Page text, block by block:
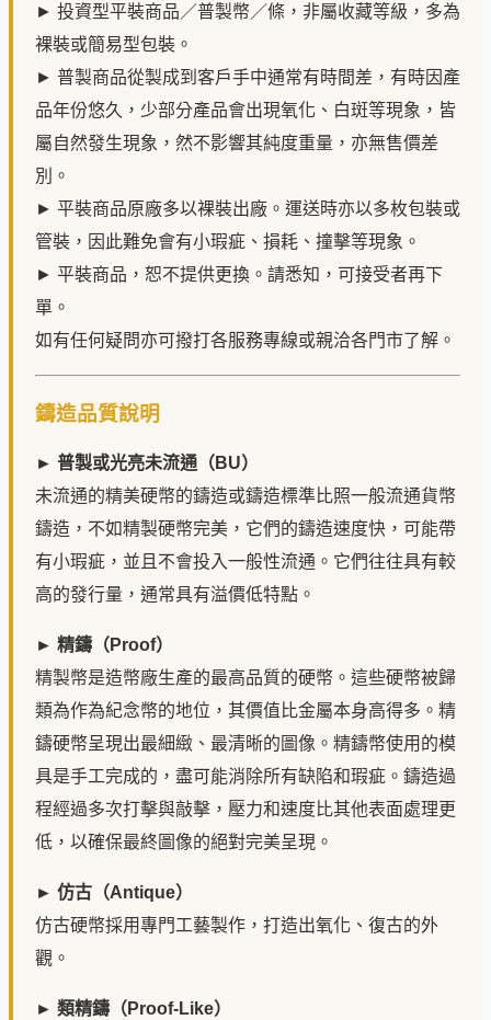
► 投資型平裝商品／普製幣／條，非屬收藏等級，多為
裸裝或簡易型包裝。
► 普製商品從製成到客戶手中通常有時間差，有時因產
品年份悠久，少部分產品會出現氧化、白斑等現象，皆
屬自然發生現象，然不影響其純度重量，亦無售價差
別。
► 平裝商品原廠多以裸裝出廠。運送時亦以多枚包裝或
管裝，因此難免會有小瑕疵、損耗、撞擊等現象。
► 平裝商品，恕不提供更換。請悉知，可接受者再下
單。
如有任何疑問亦可撥打各服務專線或親洽各門市了解。
鑄造品質說明
► 普製或光亮未流通（BU）
未流通的精美硬幣的鑄造或鑄造標準比照一般流通貨幣
鑄造，不如精製硬幣完美，它們的鑄造速度快，可能帶
有小瑕疵，並且不會投入一般性流通。它們往往具有較
高的發行量，通常具有溢價低特點。
► 精鑄（Proof）
精製幣是造幣廠生產的最高品質的硬幣。這些硬幣被歸
類為作為紀念幣的地位，其價值比金屬本身高得多。精
鑄硬幣呈現出最細緻、最清晰的圖像。精鑄幣使用的模
具是手工完成的，盡可能消除所有缺陷和瑕疵。鑄造過
程經過多次打擊與敲擊，壓力和速度比其他表面處理更
低，以確保最終圖像的絕對完美呈現。
► 仿古（Antique）
仿古硬幣採用專門工藝製作，打造出氧化、復古的外
觀。
► 類精鑄（Proof-Like）